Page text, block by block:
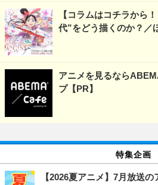
【コラムはコチラから
代”をどう描くのか？／
アニメを見るなら
プ【PR】
特集企画
【2026夏アニメ】7月放送